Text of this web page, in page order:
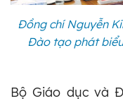
Đồng chí Nguyễn
Đào tạo phát
Bộ Giáo dục và